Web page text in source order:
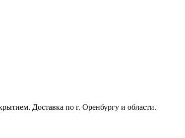
Доставка по г. Оренбургу и области.